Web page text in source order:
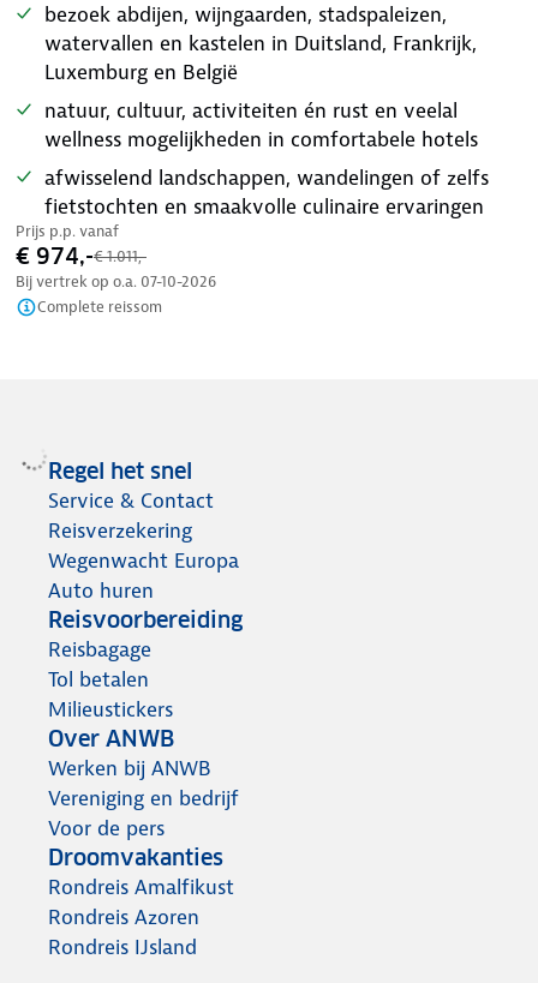
bezoek abdijen, wijngaarden, stadspaleizen,
watervallen en kastelen in Duitsland, Frankrijk,
Luxemburg en België
natuur, cultuur, activiteiten én rust en veelal
wellness mogelijkheden in comfortabele hotels
afwisselend landschappen, wandelingen of zelfs
fietstochten en smaakvolle culinaire ervaringen
Prijs p.p. vanaf
€ 974,-€ 1.011,-
Bij vertrek op o.a. 07-10-2026
Complete reissom
Regel het snel
Service & Contact
Reisverzekering
Wegenwacht Europa
Auto huren
Reisvoorbereiding
Reisbagage
Tol betalen
Milieustickers
Over ANWB
Werken bij ANWB
Vereniging en bedrijf
Voor de pers
Droomvakanties
Rondreis Amalfikust
Rondreis Azoren
Rondreis IJsland